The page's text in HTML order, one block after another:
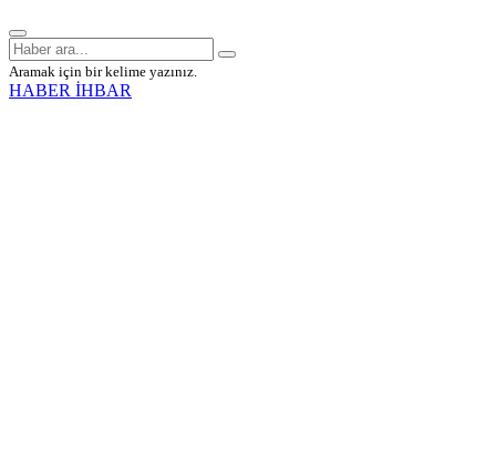
Aramak için bir kelime yazınız.
HABER İHBAR